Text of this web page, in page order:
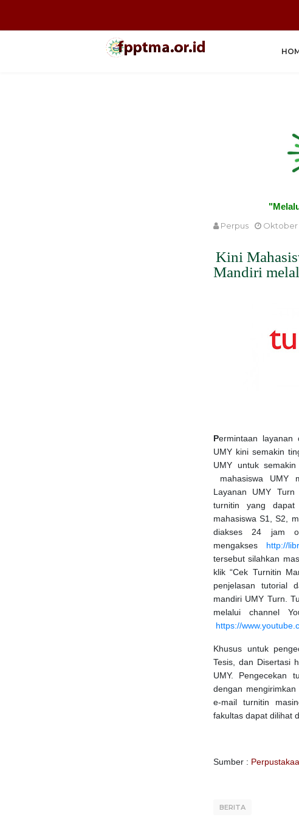
Perpus Oktober
Kini
Mandiri
Permintaan layanan
UMY kini semakin
UMY untuk
mahasiswa UMY
Layanan UMY
turnitin yang
mahasiswa S1, S2,
diakses 24 jam
mengakses http://
tersebut silahkan
klik “Cek Turnitin
penjelasan tutorial
mandiri UMY Turn.
melalui channel
https://
Khusus untuk
Tesis, dan Disertasi
UMY. Pengecekan
dengan
e-mail turnitin
fakultas dapat dilihat
Sumber :
BERITA